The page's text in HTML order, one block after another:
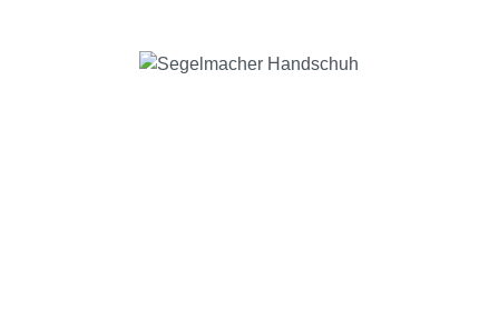
Bildergalerie überspringen